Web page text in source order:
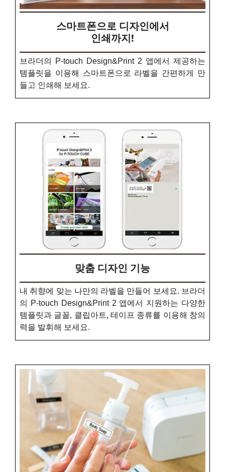
스마트폰으로 디자인에서
인쇄까지!
브라더의 P-touch Design&Print 2 앱에서 제공하는
템플릿을 이용해 스마트폰으로 라벨을 간편하게 만
들고 인쇄해 보세요.
맞춤 디자인 기능
내 취향에 맞는 나만의 라벨을 만들어 보세요. 브라더
의 P-touch Design&Print 2 앱에서 지원하는 다양한
템플릿과 글꼴, 클립아트, 테이프 종류를 이용해 창의
력을 발휘해 보세요.